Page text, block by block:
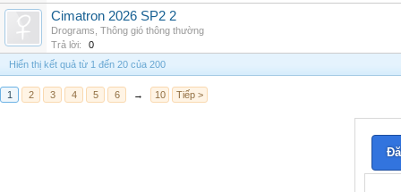
Cimatron 2026 SP2 2
Drograms Thông gió thông thường
Trả lời:
0
Hiển thị kết quả từ 1 đến 20 của 200
1 2 3 4 5 6 → 10 Tiếp >